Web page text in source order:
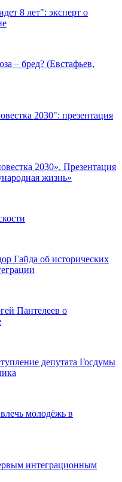
8 лет": эксперт о
– бред? (Евстафьев,
2030": презентация
2030». Презентация
жизнь»
Гайда об исторических
Пантелеев о
депутата Госдумы
молодёжь в
интеграционным